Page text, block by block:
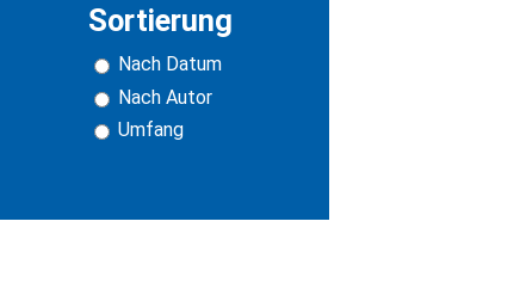
Sortierung
Nach Datum
Nach Autor
Umfang